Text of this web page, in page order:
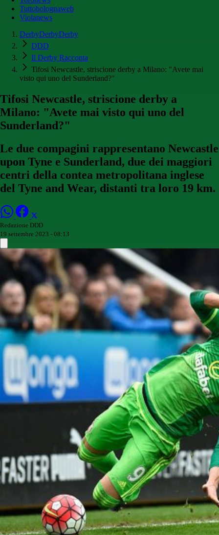
Tuttobolognaweb
Violanews
DerbyDerbyDerby
DDD
Il Derby Racconta
Tifosi Newcastle, striscione derby a Milano: "Avete mai
visto qui uno del Sunderland?"
Tifosi Newcastle, striscione derby a
Milano: "Avete mai visto qui uno del
Sunderland?"
Le due compagini rappresentano Newcastle
upon Tyne e Sunderland, due dei maggiori
centri della contea metropolitana inglese
del Tyne and Wear, distanti tra loro 19 km.
Redazione DDD
19 settembre 2023 - 08:13